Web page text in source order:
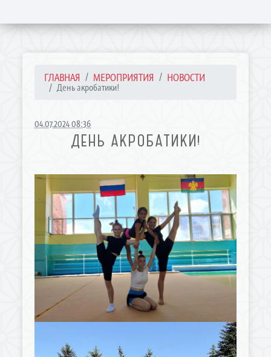
ГЛАВНАЯ МЕРОПРИЯТИЯ НОВОСТИ
День акробатики!
04.07.2024 08:36
ДЕНЬ АКРОБАТИКИ!